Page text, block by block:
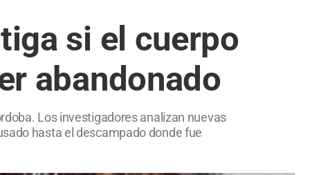
si el cuerpo
abandonado
Los investigadores analizan nuevas
hasta el descampado donde fue